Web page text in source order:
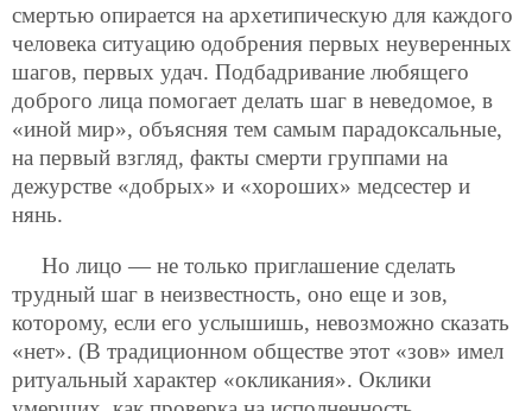
смертью опирается на архетипическую для каждого
человека ситуацию одобрения первых неуверенных
шагов, первых удач. Подбадривание любящего
доброго лица помогает делать шаг в неведомое, в
«иной мир», объясняя тем самым парадоксальные,
на первый взгляд, факты смерти группами на
дежурстве «добрых» и «хороших» медсестер и
нянь.
Но лицо — не только приглашение сделать
трудный шаг в неизвестность, оно еще и зов,
которому, если его услышишь, невозможно сказать
«нет». (В традиционном обществе этот «зов» имел
ритуальный характер «окликания». Оклики